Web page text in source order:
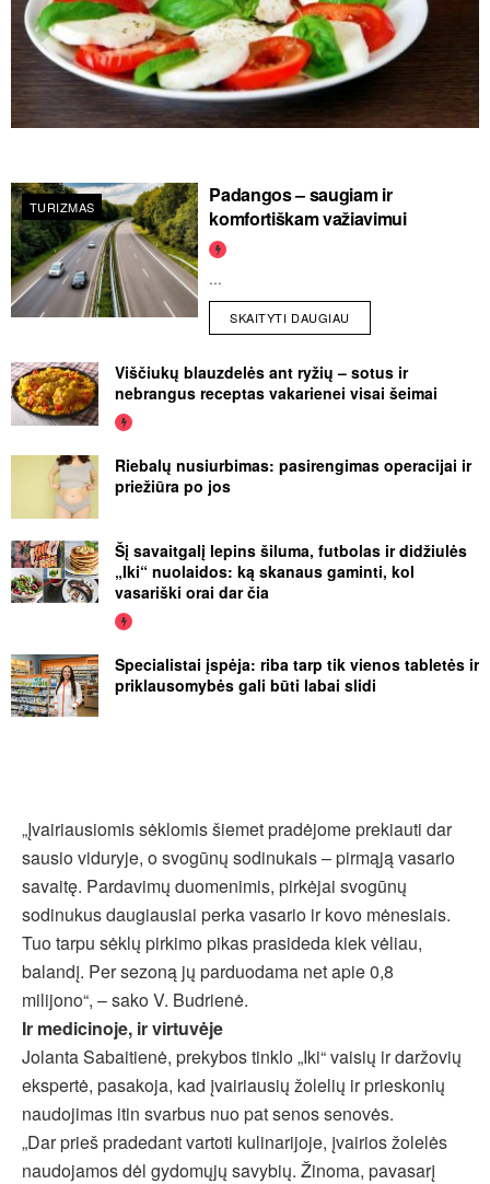
TURIZMAS
Padangos – saugiam ir
komfortiškam važiavimui
...
SKAITYTI DAUGIAU
Viščiukų blauzdelės ant ryžių – sotus ir
nebrangus receptas vakarienei visai šeimai
Riebalų nusiurbimas: pasirengimas operacijai ir
priežiūra po jos
Šį savaitgalį lepins šiluma, futbolas ir didžiulės
„Iki“ nuolaidos: ką skanaus gaminti, kol
vasariški orai dar čia
Specialistai įspėja: riba tarp tik vienos tabletės ir
priklausomybės gali būti labai slidi
„Įvairiausiomis sėklomis šiemet pradėjome prekiauti dar
sausio viduryje, o svogūnų sodinukais – pirmąją vasario
savaitę. Pardavimų duomenimis, pirkėjai svogūnų
sodinukus daugiausiai perka vasario ir kovo mėnesiais.
Tuo tarpu sėklų pirkimo pikas prasideda kiek vėliau,
balandį. Per sezoną jų parduodama net apie 0,8
milijono“, – sako V. Budrienė.
Ir medicinoje, ir virtuvėje
Jolanta Sabaitienė, prekybos tinklo „Iki“vaisių ir daržovių
ekspertė, pasakoja, kad įvairiausių žolelių ir prieskonių
naudojimas itin svarbus nuo pat senos senovės.
„Dar prieš pradedant vartoti kulinarijoje, įvairios žolelės
naudojamos dėl gydomųjų savybių. Žinoma, pavasarį